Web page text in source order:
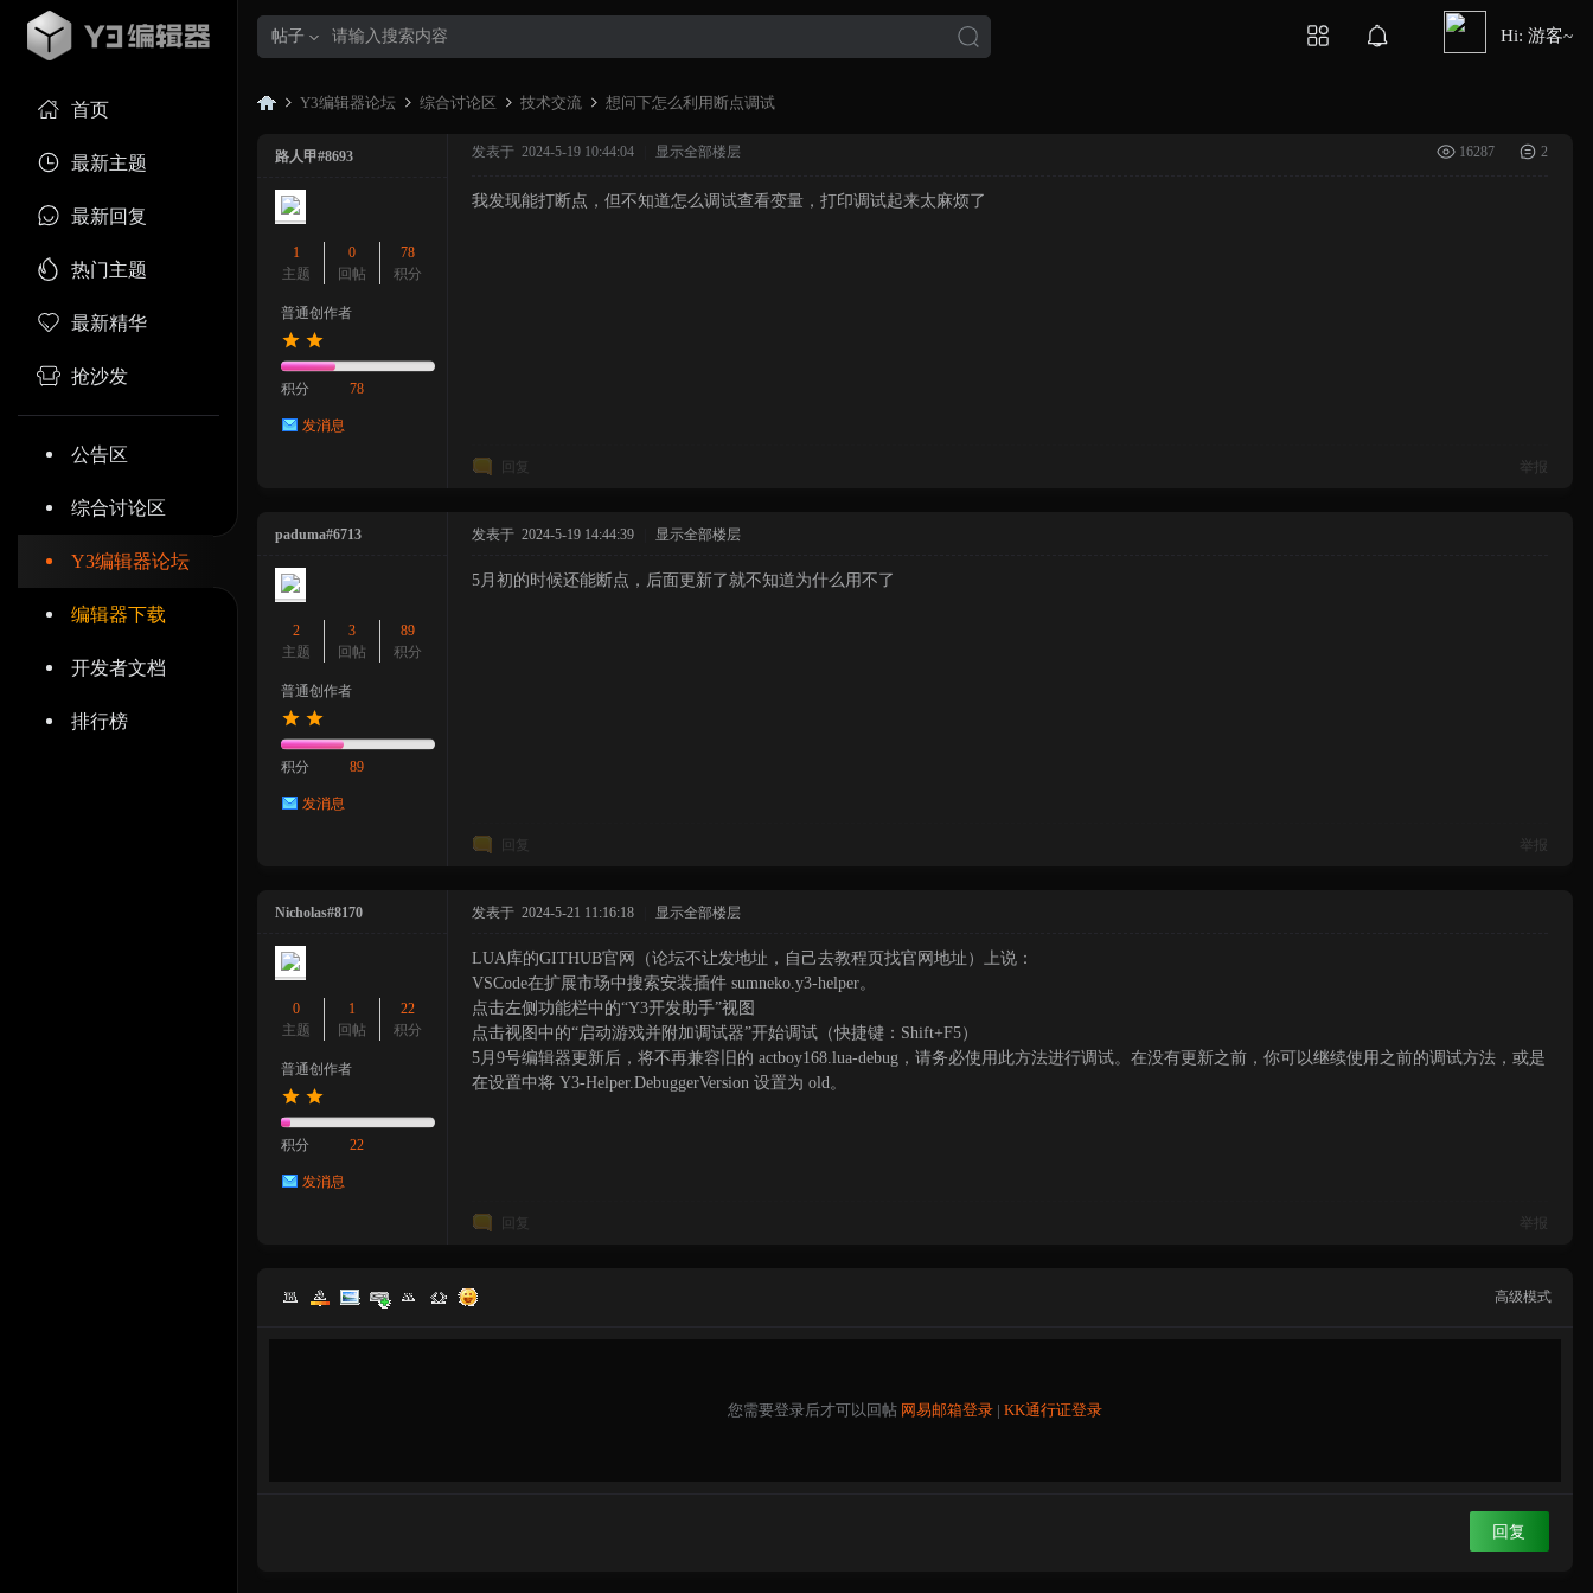
首页
最新主题
最新回复
热门主题
最新精华
抢沙发
公告区
综合讨论区
Y3编辑器论坛
编辑器下载
开发者文档
排行榜
帖子 Hi: 游客~
»
Y3编辑器论坛 综合讨论区
›
技术交流
›
想问下怎么利用断点调试
路人甲#8693
1
主题
0
回帖
78
积分
普通创作者
积分 78
发消息
发表于 2024-5-19 10:44:04 显示全部楼层 16287 2
我发现能打断点，但不知道怎么调试查看变量，打印调试起来太麻烦了
回复 举报
paduma#6713
2
主题
3
回帖
89
积分
普通创作者
积分 89
发消息
发表于 2024-5-19 14:44:39 显示全部楼层
5月初的时候还能断点，后面更新了就不知道为什么用不了
回复 举报
Nicholas#8170
0
主题
1
回帖
22
积分
普通创作者
积分 22
发消息
发表于 2024-5-21 11:16:18 显示全部楼层
LUA库的GITHUB官网（论坛不让发地址，自己去教程页找官网地址）上说：
VSCode在扩展市场中搜索安装插件 sumneko.y3-helper。
点击左侧功能栏中的“Y3开发助手”视图
点击视图中的“启动游戏并附加调试器”开始调试（快捷键：Shift+F5）
5月9号编辑器更新后，将不再兼容旧的 actboy168.lua-debug，请务必使用此方法进行调试。在没有更新之前，你可以继续使用之前的调试方法，或是
在设置中将 Y3-Helper.DebuggerVersion 设置为 old。
回复 举报
高级模式
您需要登录后才可以回帖 网易邮箱登录| KK通行证登录
回复